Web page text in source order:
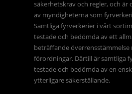
säkerhetskrav och regler, och är
av myndigheterna som
Samtliga fyrverkerier i vårt
testade och bedömda av ett
beträffande överrensstämmelse
förordningar. Därtill är samtliga
testade och bedömda av en
ytterligare säkerställande.